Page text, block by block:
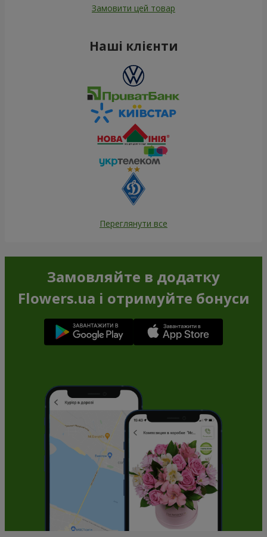
Замовити цей товар
Наші клієнти
Переглянути все
Замовляйте в додатку
Flowers.ua і отримуйте бонуси